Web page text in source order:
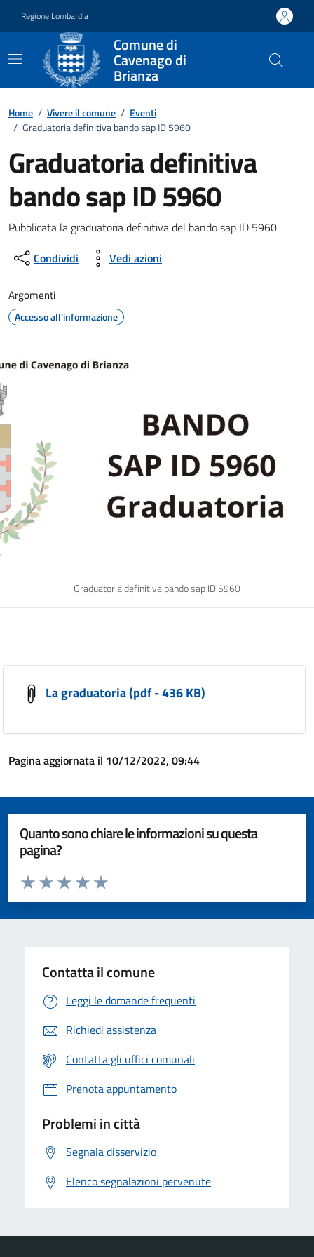
Regione Lombardia
Comune di
Cavenago di
Brianza
Home / Vivere il comune / Eventi
/ Graduatoria definitiva bando sap ID 5960
Graduatoria definitiva
bando sap ID 5960
Dettagli della notizia
Pubblicata la graduatoria definitiva del bando sap ID 5960
Condividi
Vedi azioni
Argomenti
Accesso all'informazione
Graduatoria definitiva bando sap ID 5960
La graduatoria (pdf - 436 KB)
Pagina aggiornata il 10/12/2022, 09:44
Quanto sono chiare le informazioni su questa
pagina?
Valuta da 1 a 5 stelle la pagina
Valuta 5 stelle su 5
Valuta 4 stelle su 5
Valuta 3 stelle su 5
Valuta 2 stelle su 5
Valuta 1 stelle su 5
Contatta il comune
Leggi le domande frequenti
Richiedi assistenza
Contatta gli uffici comunali
Prenota appuntamento
Problemi in città
Segnala disservizio
Elenco segnalazioni pervenute